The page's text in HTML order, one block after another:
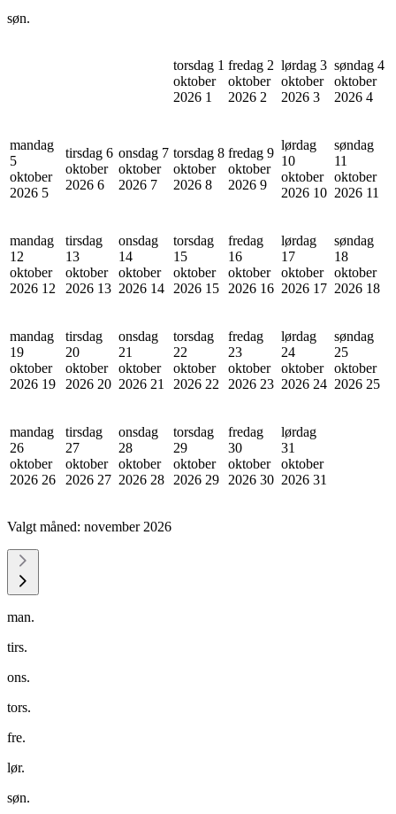
søn.
torsdag 1
oktober
2026 1
fredag 2
oktober
2026 2
lørdag 3
oktober
2026 3
søndag 4
oktober
2026 4
mandag
5
oktober
2026 5
tirsdag 6
oktober
2026 6
onsdag 7
oktober
2026 7
torsdag 8
oktober
2026 8
fredag 9
oktober
2026 9
lørdag
10
oktober
2026 10
søndag
11
oktober
2026 11
mandag
12
oktober
2026 12
tirsdag
13
oktober
2026 13
onsdag
14
oktober
2026 14
torsdag
15
oktober
2026 15
fredag
16
oktober
2026 16
lørdag
17
oktober
2026 17
søndag
18
oktober
2026 18
mandag
19
oktober
2026 19
tirsdag
20
oktober
2026 20
onsdag
21
oktober
2026 21
torsdag
22
oktober
2026 22
fredag
23
oktober
2026 23
lørdag
24
oktober
2026 24
søndag
25
oktober
2026 25
mandag
26
oktober
2026 26
tirsdag
27
oktober
2026 27
onsdag
28
oktober
2026 28
torsdag
29
oktober
2026 29
fredag
30
oktober
2026 30
lørdag
31
oktober
2026 31
Valgt måned: november 2026
man.
tirs.
ons.
tors.
fre.
lør.
søn.